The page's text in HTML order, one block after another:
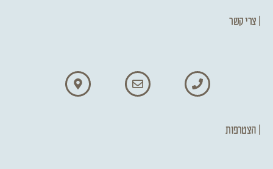
| צרי קשר
| הצטרפות